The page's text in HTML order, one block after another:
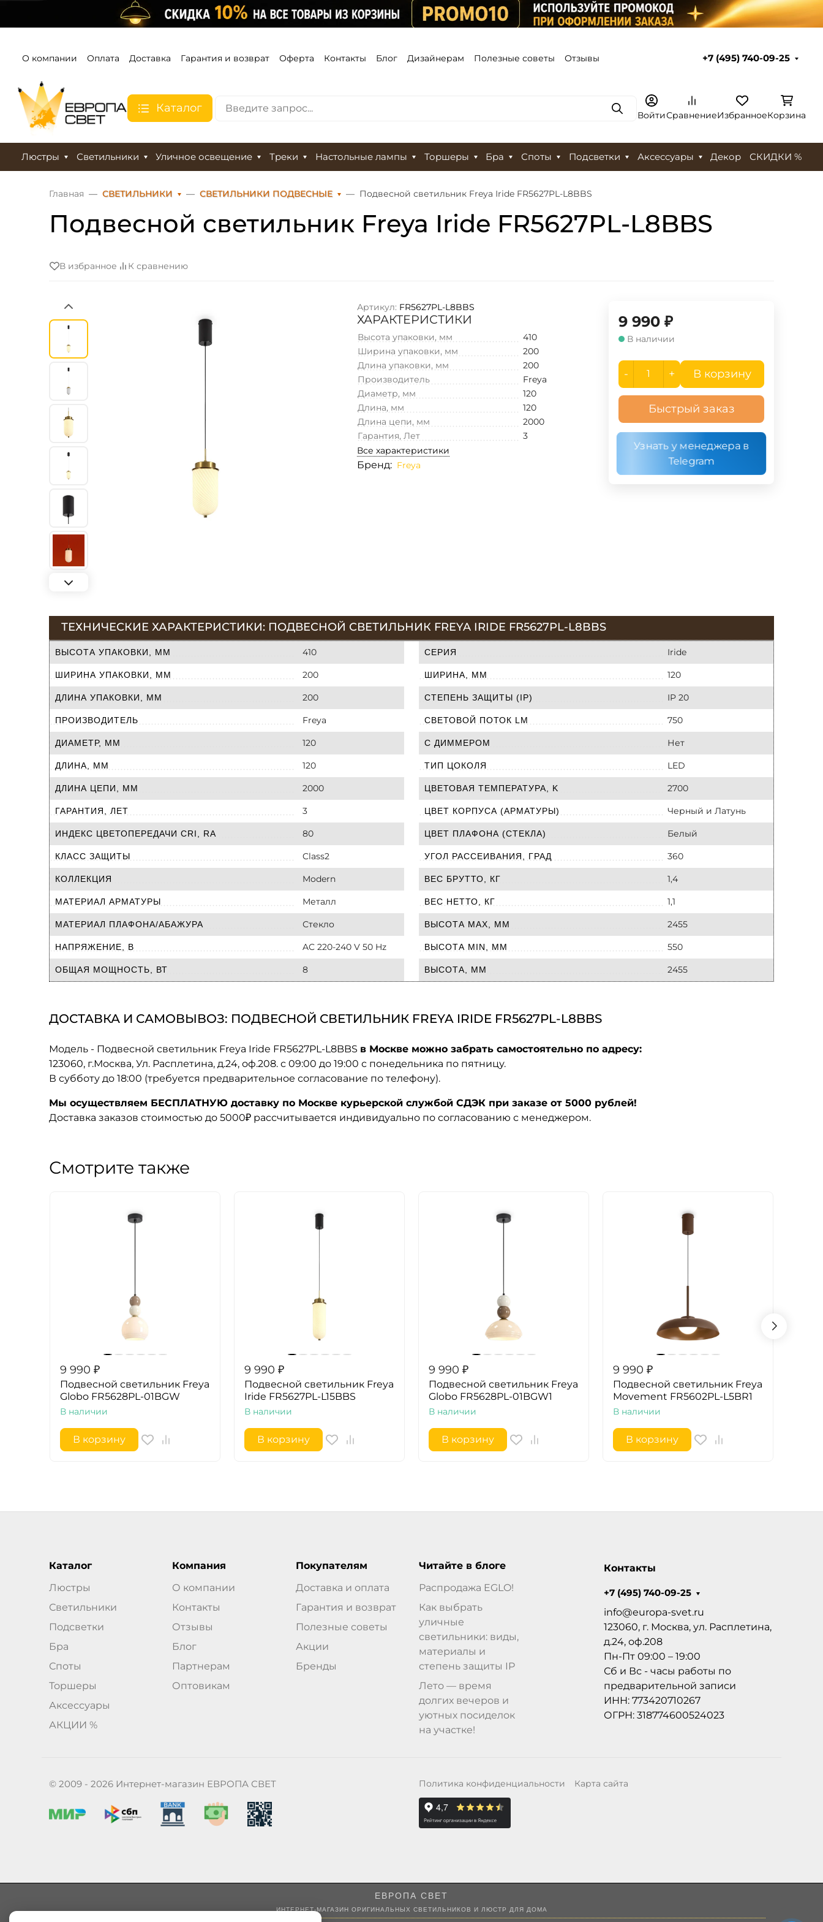
О компании Оплата Доставка Гарантия и возврат Оферта Контакты Блог Дизайнерам Полезные советы Отзывы +7 (495) 740-09-25
Каталог ПоискВойтиСравнениеИзбранноеКорзина
Люстры Светильники Уличное освещение Треки Настольные лампы Торшеры Бра Споты Подсветки Аксессуары Декор СКИДКИ %
Главная СВЕТИЛЬНИКИ СВЕТИЛЬНИКИ ПОДВЕСНЫЕ Подвесной светильник Freya Iride FR5627PL-L8BBS
Подвесной светильник Freya Iride FR5627PL-L8BBS
В избранное К сравнению
Артикул: FR5627PL-L8BBS
ХАРАКТЕРИСТИКИ
Высота упаковки, мм
410
Ширина упаковки, мм
200
Длина упаковки, мм
200
Производитель
Freya
Диаметр, мм
120
Длина, мм
120
Длина цепи, мм
2000
Гарантия, Лет
3
Все характеристики
Бренд: Freya
9 990 ₽
В наличии
- + В корзину
Быстрый заказ
Узнать у менеджера в
Telegram
ТЕХНИЧЕСКИЕ ХАРАКТЕРИСТИКИ: ПОДВЕСНОЙ СВЕТИЛЬНИК FREYA IRIDE FR5627PL-L8BBS
ВЫСОТА УПАКОВКИ, ММ 410
ШИРИНА УПАКОВКИ, ММ 200
ДЛИНА УПАКОВКИ, ММ 200
ПРОИЗВОДИТЕЛЬ Freya
ДИАМЕТР, ММ 120
ДЛИНА, ММ 120
ДЛИНА ЦЕПИ, ММ 2000
ГАРАНТИЯ, ЛЕТ 3
ИНДЕКС ЦВЕТОПЕРЕДАЧИ CRI, RA 80
КЛАСС ЗАЩИТЫ Class2
КОЛЛЕКЦИЯ Modern
МАТЕРИАЛ АРМАТУРЫ Металл
МАТЕРИАЛ ПЛАФОНА/АБАЖУРА Стекло
НАПРЯЖЕНИЕ, В AC 220-240 V 50 Hz
ОБЩАЯ МОЩНОСТЬ, ВТ 8
СЕРИЯ Iride
ШИРИНА, ММ 120
СТЕПЕНЬ ЗАЩИТЫ (IP) IP 20
СВЕТОВОЙ ПОТОК LM 750
С ДИММЕРОМ Нет
ТИП ЦОКОЛЯ LED
ЦВЕТОВАЯ ТЕМПЕРАТУРА, K 2700
ЦВЕТ КОРПУСА (АРМАТУРЫ) Черный и Латунь
ЦВЕТ ПЛАФОНА (СТЕКЛА) Белый
УГОЛ РАССЕИВАНИЯ, ГРАД 360
ВЕС БРУТТО, КГ 1,4
ВЕС НЕТТО, КГ 1,1
ВЫСОТА MAX, ММ 2455
ВЫСОТА MIN, ММ 550
ВЫСОТА, ММ 2455
ДОСТАВКА И САМОВЫВОЗ: ПОДВЕСНОЙ СВЕТИЛЬНИК FREYA IRIDE FR5627PL-L8BBS
Модель - Подвесной светильник Freya Iride FR5627PL-L8BBS в Москве можно забрать самостоятельно по адресу:
123060, г.Москва, Ул. Расплетина, д.24, оф.208. с 09:00 до 19:00 с понедельника по пятницу.
В субботу до 18:00 (требуется предварительное согласование по телефону).
Мы осуществляем БЕСПЛАТНУЮ доставку по Москве курьерской службой СДЭК при заказе от 5000 рублей!
Доставка заказов стоимостью до 5000₽ рассчитывается индивидуально по согласованию с менеджером.
Смотрите также
9 990 ₽
Подвесной светильник Freya
Globo FR5628PL-01BGW
В наличии
В корзину
9 990 ₽
Подвесной светильник Freya
Iride FR5627PL-L15BBS
В наличии
В корзину
9 990 ₽
Подвесной светильник Freya
Globo FR5628PL-01BGW1
В наличии
В корзину
9 990 ₽
Подвесной светильник Freya
Movement FR5602PL-L5BR1
В наличии
В корзину
Каталог
Люстры
Светильники
Подсветки
Бра
Споты
Торшеры
Аксессуары
АКЦИИ %
Компания
О компании
Контакты
Отзывы
Блог
Партнерам
Оптовикам
Покупателям
Доставка и оплата
Гарантия и возврат
Полезные советы
Акции
Бренды
Читайте в блоге
Распродажа EGLO!
Как выбрать
уличные
светильники: виды,
материалы и
степень защиты IP
Лето — время
долгих вечеров и
уютных посиделок
на участке!
Контакты
+7 (495) 740-09-25
info@europa-svet.ru
123060, г. Москва, ул. Расплетина,
д.24, оф.208
Пн-Пт 09:00 – 19:00
Сб и Вс - часы работы по
предварительной записи
ИНН: 773420710267
ОГРН: 318774600524023
© 2009 - 2026 Интернет-магазин ЕВРОПА СВЕТ Политика конфиденциальности Карта сайта
ЕВРОПА СВЕТ
ИНТЕРНЕТ-МАГАЗИН ОРИГИНАЛЬНЫХ СВЕТИЛЬНИКОВ И ЛЮСТР ДЛЯ ДОМА